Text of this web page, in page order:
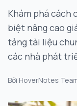
Khám phá cách
biệt nâng cao
tảng tài liệu
các nhà phát
Bởi HoverNotes